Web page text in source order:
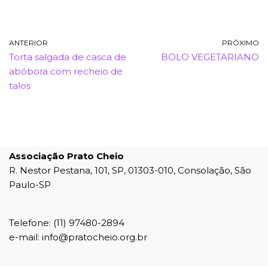
ANTERIOR
Torta salgada de casca de
abóbora com recheio de
talos
PRÓXIMO
BOLO VEGETARIANO
Associação Prato Cheio
R. Nestor Pestana, 101, SP, 01303-010, Consolação, São
Paulo-SP
Telefone: (11) 97480-2894
e-mail: info@pratocheio.org.br